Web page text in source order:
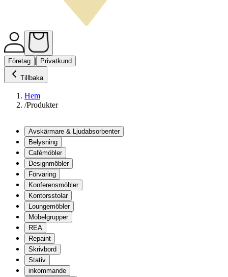
Företag | Privatkund
Tillbaka
Hem
/Produkter
Avskärmare & Ljudabsorbenter
Belysning
Cafémöbler
Designmöbler
Förvaring
Konferensmöbler
Kontorsstolar
Loungemöbler
Möbelgrupper
REA
Repaint
Skrivbord
Stativ
inkommande